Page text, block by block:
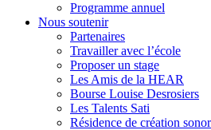
Programme annuel
Nous soutenir
Partenaires
Travailler avec l’école
Proposer un stage
Les Amis de la HEAR
Bourse Louise Desrosiers
Les Talents Sati
Résidence de création